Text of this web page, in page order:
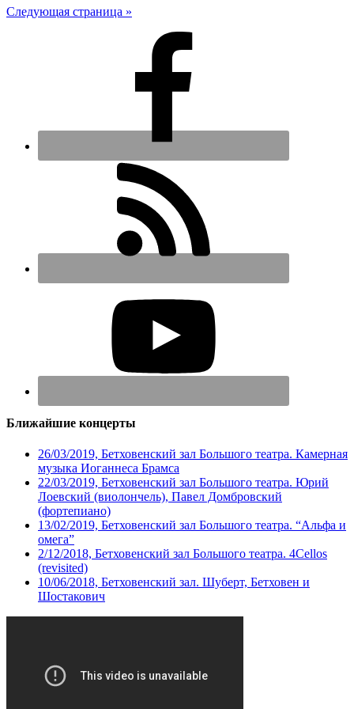
Следующая страница »
Ближайшие концерты
26/03/2019, Бетховенский зал Большого театра. Камерная
музыка Иоганнеса Брамса
22/03/2019, Бетховенский зал Большого театра. Юрий
Лоевский (виолончель), Павел Домбровский
(фортепиано)
13/02/2019, Бетховенский зал Большого театра. “Альфа и
омега”
2/12/2018, Бетховенский зал Большого театра. 4Cellos
(revisited)
10/06/2018, Бетховенский зал. Шуберт, Бетховен и
Шостакович